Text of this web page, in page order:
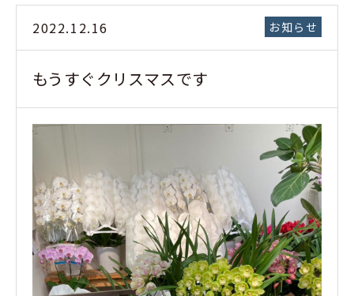
2022.12.16 お知らせ
もうすぐクリスマスです